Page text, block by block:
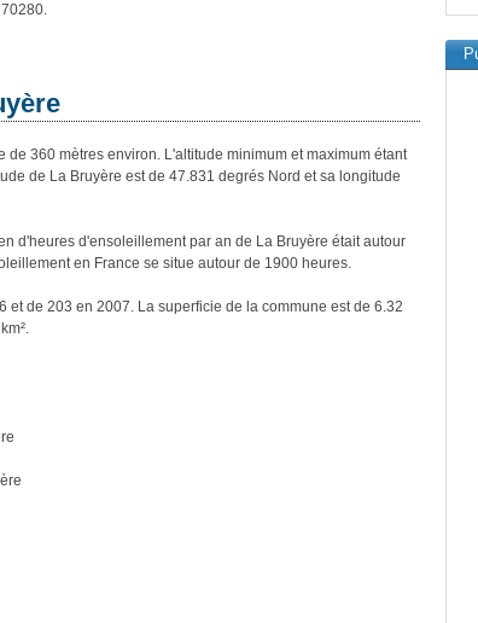
360 mètres environ. L'altitude minimum et maximum étant
de La Bruyère est de 47.831 degrés Nord et sa longitude
d'heures d'ensoleillement par an de La Bruyère était autour
en France se situe autour de 1900 heures.
de 203 en 2007. La superficie de la commune est de 6.32